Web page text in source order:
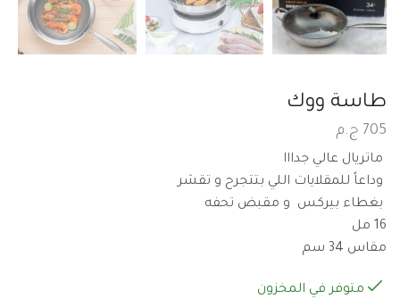
طاسة ووك
705 ج.م
ماتريال عالي جدااا
وداعاً للمقلايات اللي بتتجرح و تقشر
بغطاء بيركس و مقبض تحفه
16 مل
مقاس 34 سم
متوفر في المخزون